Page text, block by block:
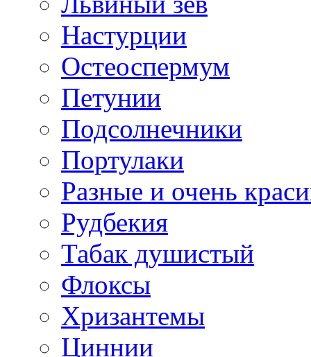
Настурции
Остеоспермум
Петунии
Подсолнечники
Портулаки
Разные и очень
Рудбекия
Табак душистый
Флоксы
Хризантемы
Циннии